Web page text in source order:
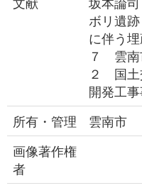
ボリ遺
に伴う
７ 雲南
２ 国土
開発工
所有・管理
雲南市
画像著作権
者